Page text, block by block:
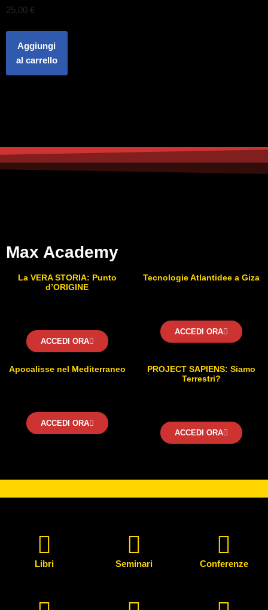
25,00 €
Aggiungi
al carrello
Max Academy
La VERA STORIA: Punto
d’ORIGINE
ACCEDI ORA
Tecnologie Atlantidee a Giza
ACCEDI ORA
Apocalisse nel Mediterraneo
ACCEDI ORA
PROJECT SAPIENS: Siamo
Terrestri?
ACCEDI ORA
Libri Seminari Conferenze